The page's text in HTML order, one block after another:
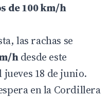
de 100 km/h
las rachas se
hdesde este
18 de junio.
en la Cordillera